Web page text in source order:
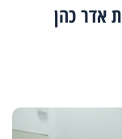
אדר כהן